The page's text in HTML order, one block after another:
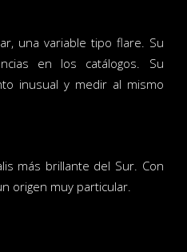
una variable tipo flare. Su
en los catálogos. Su
inusual y medir al mismo
más brillante del Sur. Con
origen muy particular.